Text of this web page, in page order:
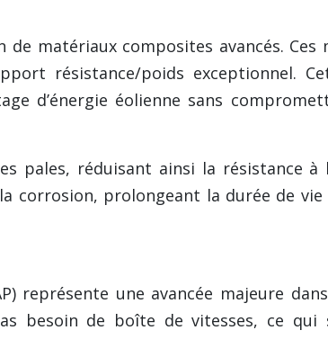
matériaux composites avancés.
résistance/poids exceptionnel.
d’énergie éolienne sans
pales, réduisant ainsi la résistance à
prolongeant la durée de
représente une avancée majeure
besoin de boîte de vitesses, ce